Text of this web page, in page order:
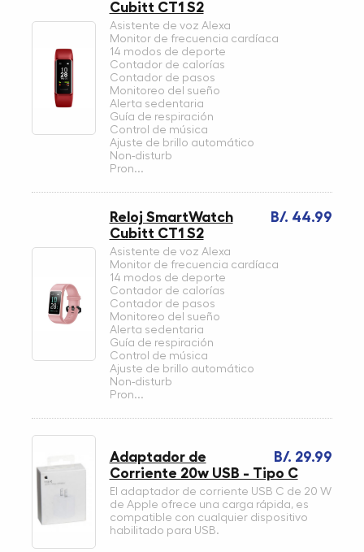
Cubitt CT1 S2
Asistente de voz Alexa
Monitor de frecuencia cardíaca
14 modos de deporte
Contador de calorías
Contador de pasos
Monitoreo del sueño
Alerta sedentaria
Guía de respiración
Control de música
Ajuste de brillo automático
Non-disturb
Pron...
B/. 44.99
Reloj SmartWatch
Cubitt CT1 S2
Asistente de voz Alexa
Monitor de frecuencia cardíaca
14 modos de deporte
Contador de calorías
Contador de pasos
Monitoreo del sueño
Alerta sedentaria
Guía de respiración
Control de música
Ajuste de brillo automático
Non-disturb
Pron...
B/. 29.99
Adaptador de
Corriente 20w USB - Tipo C
El adaptador de corriente USB C de 20 W
de Apple ofrece una carga rápida, es
compatible con cualquier dispositivo
habilitado para USB.